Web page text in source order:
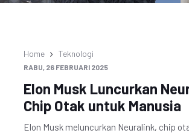
Home Teknologi
RABU, 26 FEBRUARI 2025
Elon Musk Luncurkan
Chip Otak untuk Manusia
Elon Musk meluncurkan Neuralink, chip